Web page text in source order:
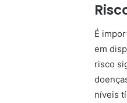
É
em
risco
níveis